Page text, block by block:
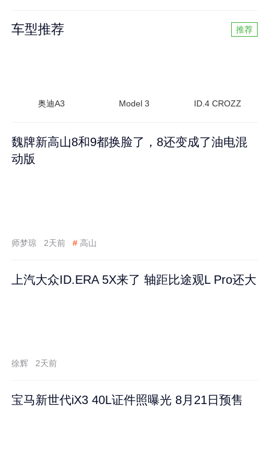
车型推荐 推荐
奥迪A3 Model 3 ID.4 CROZZ
魏牌新高山8和9都换脸了，8还变成了油电混
动版
师梦琼 2天前 # 高山
上汽大众ID.ERA 5X来了 轴距比途观L Pro还大
徐辉 2天前
宝马新世代iX3 40L证件照曝光 8月21日预售